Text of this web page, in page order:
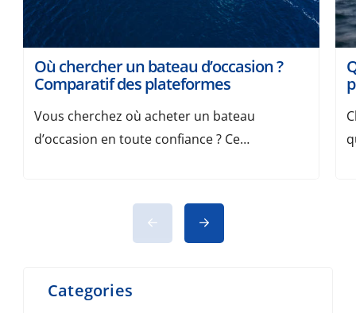
Où chercher un bateau d’occasion ?
Comparatif des plateformes
Vous cherchez où acheter un bateau
d’occasion en toute confiance ? Ce
prix, avec nos critères de choix et des
conseils de sécurité. Avant de vous lancer,
une plateforme spécialisée ? Notre […]
Categories